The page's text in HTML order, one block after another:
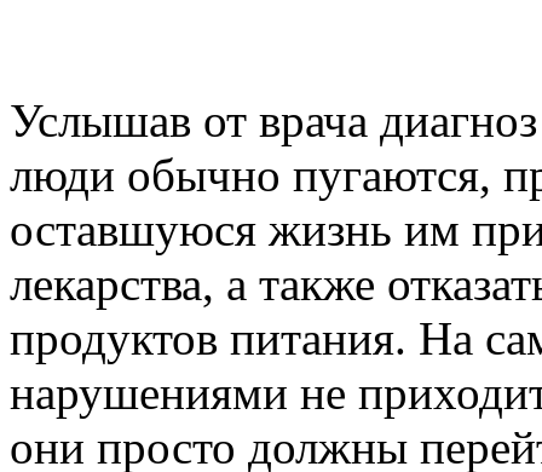
Услышав от врача
люди обычно пугаются,
оставшуюся жизнь им
лекарства, а также
продуктов питания. На
нарушениями не
они просто должны